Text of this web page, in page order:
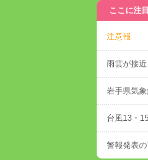
ここに注目
注意報
雨雲が接近
岩手県気
台風13・
警報発表